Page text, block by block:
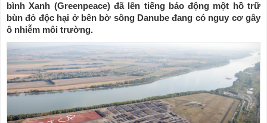
bình Xanh (Greenpeace) đã lên tiếng báo động một hồ trữ
bùn đỏ độc hại ở bên bờ sông Danube đang có nguy cơ gây
ô nhiễm môi trường.